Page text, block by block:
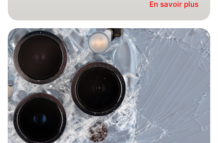
En savoir plus